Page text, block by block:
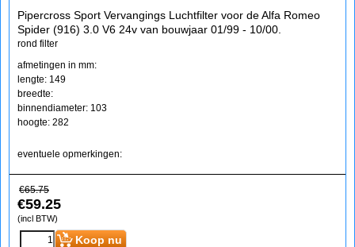
Pipercross Sport Vervangings Luchtfilter voor de Alfa Romeo
Spider (916) 3.0 V6 24v van bouwjaar 01/99 - 10/00.
rond filter
afmetingen in mm:
lengte: 149
breedte:
binnendiameter: 103
hoogte: 282
eventuele opmerkingen:
€65.75
€59.25
(incl BTW)
Koop nu